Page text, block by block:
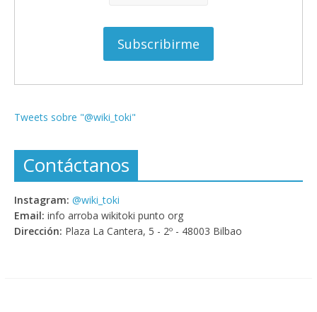
Tweets sobre "@wiki_toki"
Contáctanos
Instagram: @wiki_toki
Email: info arroba wikitoki punto org
Dirección: Plaza La Cantera, 5 - 2º - 48003 Bilbao